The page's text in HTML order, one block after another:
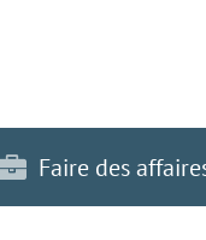
Faire des